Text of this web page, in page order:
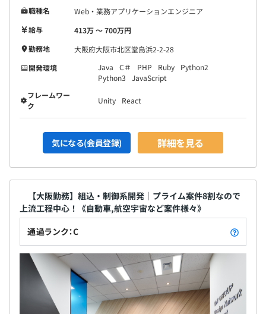
・生命保険（団体割引）
・出産、入学、結婚祝い金
・弔慰金
・災害見舞金
年2回（6月、12月）
年1回（4月）
社会保険完備（健康保険・厚生年金加入・雇用保険・労災
保険）、介護保険
職種名
Web・業務アプリケーションエンジニア
給与
413万 〜 700万円
勤務地
大阪府大阪市北区堂島浜2-2-28
開発環境
Java C＃ PHP Ruby
Python2
Python3
JavaScript
フレームワー
ク
Unity React
気になる(会員登録) 詳細を見る
【大阪勤務】組込・制御系開発｜プライム案件8割なので
上流工程中心！《自動車,航空宇宙など案件様々》
通過ランク：C